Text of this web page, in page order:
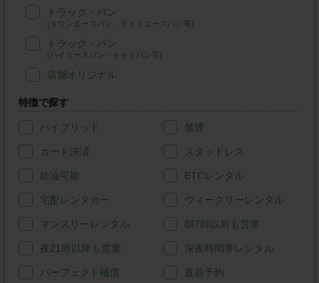
トラック・バン
(タウンエースバン、ライトエースバン等)
トラック・バン
(ハイエースバン・キャラバン等)
店舗オリジナル
特徴で探す
ハイブリッド 禁煙
カード決済 スタッドレス
給油可能 ETCレンタル
宅配レンタカー ウィークリーレンタル
マンスリーレンタル 朝7時以前も営業
夜21時以降も営業 深夜時間帯レンタル
パーフェクト補償 直前予約